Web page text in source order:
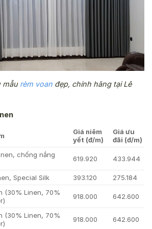
mẫu rèm voan đẹp, chính hãng tại Lê
Giá niêm
yết (đ/m)
Giá ưu
đãi (đ/m)
chống nắng
619.920 433.944
Special Silk 393.120 275.184
(30% Linen, 70%
918.000 642.600
(30% Linen, 70%
918.000 642.600